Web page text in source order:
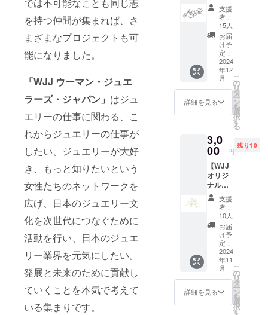
を持つ仲間が集まれば、さ
まざまなプロジェクトも可
能になりました。
「WJJ ウーマン・ジュエ
ラーズ・ジャパン」 はジュ
エリーの仕事に関わる、こ
れからジュエリーの仕事が
したい、ジュエリーが大好
き、もっと知りたいという
女性たちのネットワークを
広げ、日本のジュエリー文
化を次世代につなぐために
活動を行い、日本のジュエ
リー業界を元気にしたい。
発展と未来のために貢献し
ていくことを本気で考えて
いる集まりです。
代につなぐ
ために活動
を行ってい
ます。名称
にウーマン
とあります
が、それは
やアクセサ
つけるのは
女性が大多
数だからで
す。ただし
WJJの活動に
共感してく
ださる人で
あれば、
ジェンダー
にはこだ
わっていま
せん。ジュ
エリーは最
もSDGsな商
スト
カード
でお礼
のメッ
セー
ジ】 感
謝の気
持ちを
込め
て、
WJJオ
リジナ
ルポス
ドでお
礼の
メッ
セージ
をお送
りしま
す。
支援
者：
15人
お届
け予
定：
2024
年12
月
詳細を見る
こ
の
リ
タ
ー
ン
を
選
択
す
る
3,0
00 円
残り10
【WJJ
オリジ
ナルポ
スト
カード
でお礼
のメッ
セー
ジ】＋
【11月9
日ジュ
エリー
ナイト
入場券
19時〜
20時45
支援
者：
10人
お届
け予
定：
2024
年11
月
詳細を見る
こ
の
リ
タ
ー
ン
を
選
択
す